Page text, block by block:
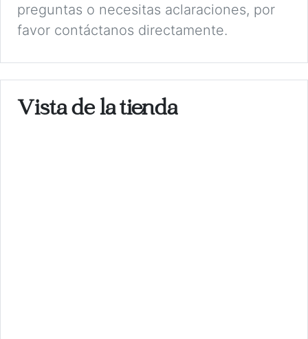
preguntas o necesitas aclaraciones, por
favor contáctanos directamente.
Vista de la tienda